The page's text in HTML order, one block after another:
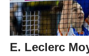
E. Leclerc